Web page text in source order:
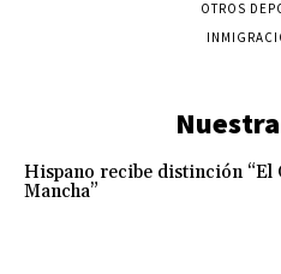
OTROS
Hispano recibe distinción “El
Mancha”